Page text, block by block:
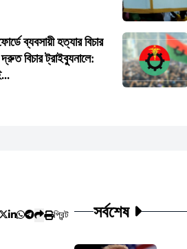
ব্যবসায়ী হত্যার বিচার
বিচার ট্রাইব্যুনালে:
প্রিন্ট সর্বশেষ